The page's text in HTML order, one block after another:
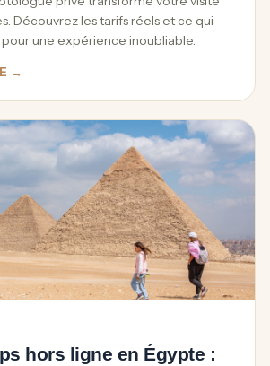
Découvrez les tarifs réels et ce qui
une expérience inoubliable.
→
hors ligne en Égypte :